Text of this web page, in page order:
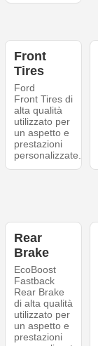
Front
Tires
Ford
Front Tires di
alta qualità
utilizzato per
un aspetto e
prestazioni
personalizzate.
Rear
Brake
EcoBoost
Fastback
Rear Brake
di alta qualità
utilizzato per
un aspetto e
prestazioni